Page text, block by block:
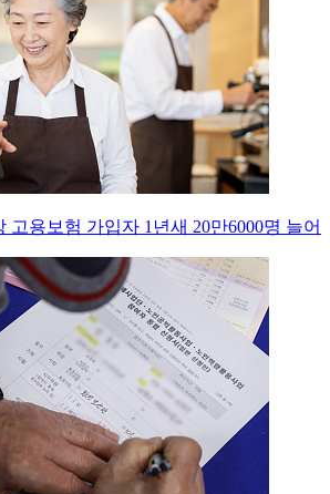
고용보험 가입자 1년새 20만6000명 늘어